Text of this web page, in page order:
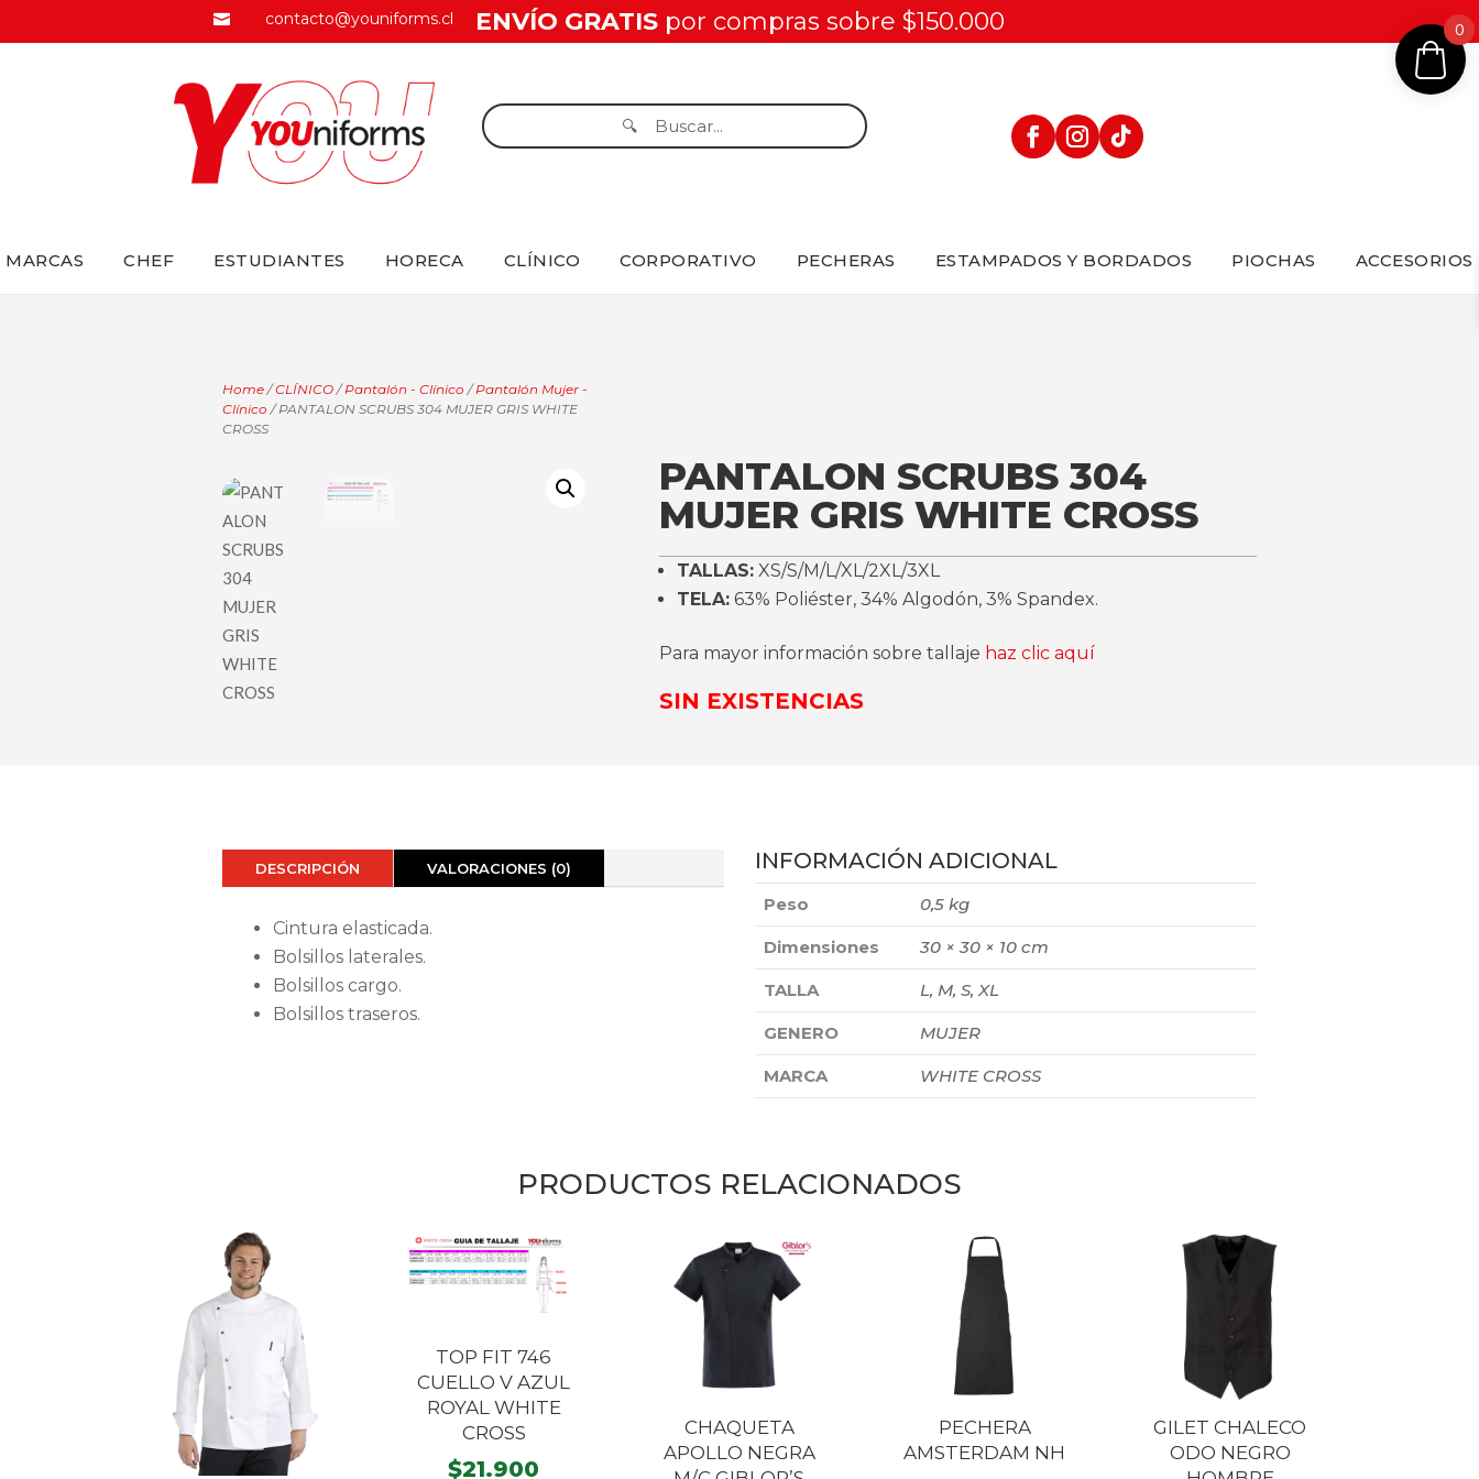
 contacto@youniforms.cl ENVÍO GRATISpor compras sobre $150.000
MARCAS CHEF ESTUDIANTES HORECA CLÍNICO CORPORATIVO PECHERAS ESTAMPADOS Y BORDADOS PIOCHAS ACCESORIOS
Home/CLÍNICO/Pantalón - Clínico /Pantalón Mujer -
Clínico / PANTALON SCRUBS 304 MUJER GRIS WHITE
CROSS
PANTALON SCRUBS 304
MUJER GRIS WHITE CROSS
TALLAS:XS/S/M/L/XL/2XL/3XL
TELA:63% Poliéster, 34% Algodón, 3% Spandex.
Para mayor información sobre tallaje haz clic aquí
SIN EXISTENCIAS
DESCRIPCIÓN VALORACIONES (0)
Cintura elasticada.
Bolsillos laterales.
Bolsillos cargo.
Bolsillos traseros.
INFORMACIÓN ADICIONAL
Peso 0,5 kg
Dimensiones 30 × 30 × 10 cm
TALLA L, M, S, XL
GENERO MUJER
MARCA WHITE CROSS
PRODUCTOS RELACIONADOS
TOP FIT 746
CUELLO V AZUL
ROYAL WHITE
CROSS
$21.900
CHAQUETA
APOLLO NEGRA
PECHERA
AMSTERDAM NH
GILET CHALECO
ODO NEGRO
0